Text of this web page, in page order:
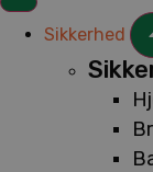
Sikkerhed